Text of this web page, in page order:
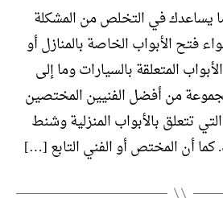
يساعدك في التخلص من المشكلة
فتح الأبواب الخاصة بالمنازل أو
المتعلقة بالسيارات وما إلى
من أفضل الفنيين المختصين
تتعلق بالأبواب المنزلية وشنط
كما أن المختص أو الفني التابع […]